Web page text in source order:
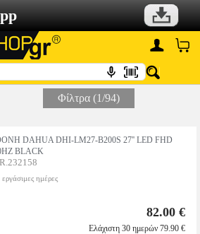
Φίλτρα (1/94)
DAHUA DHI-LM27-B200S 27'' LED FHD
BLACK
ημέρες
82.00 €
Ελάχιστη 30 ημερών 79.90 €